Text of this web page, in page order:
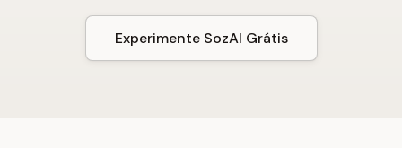
Experimente SozAI Grátis